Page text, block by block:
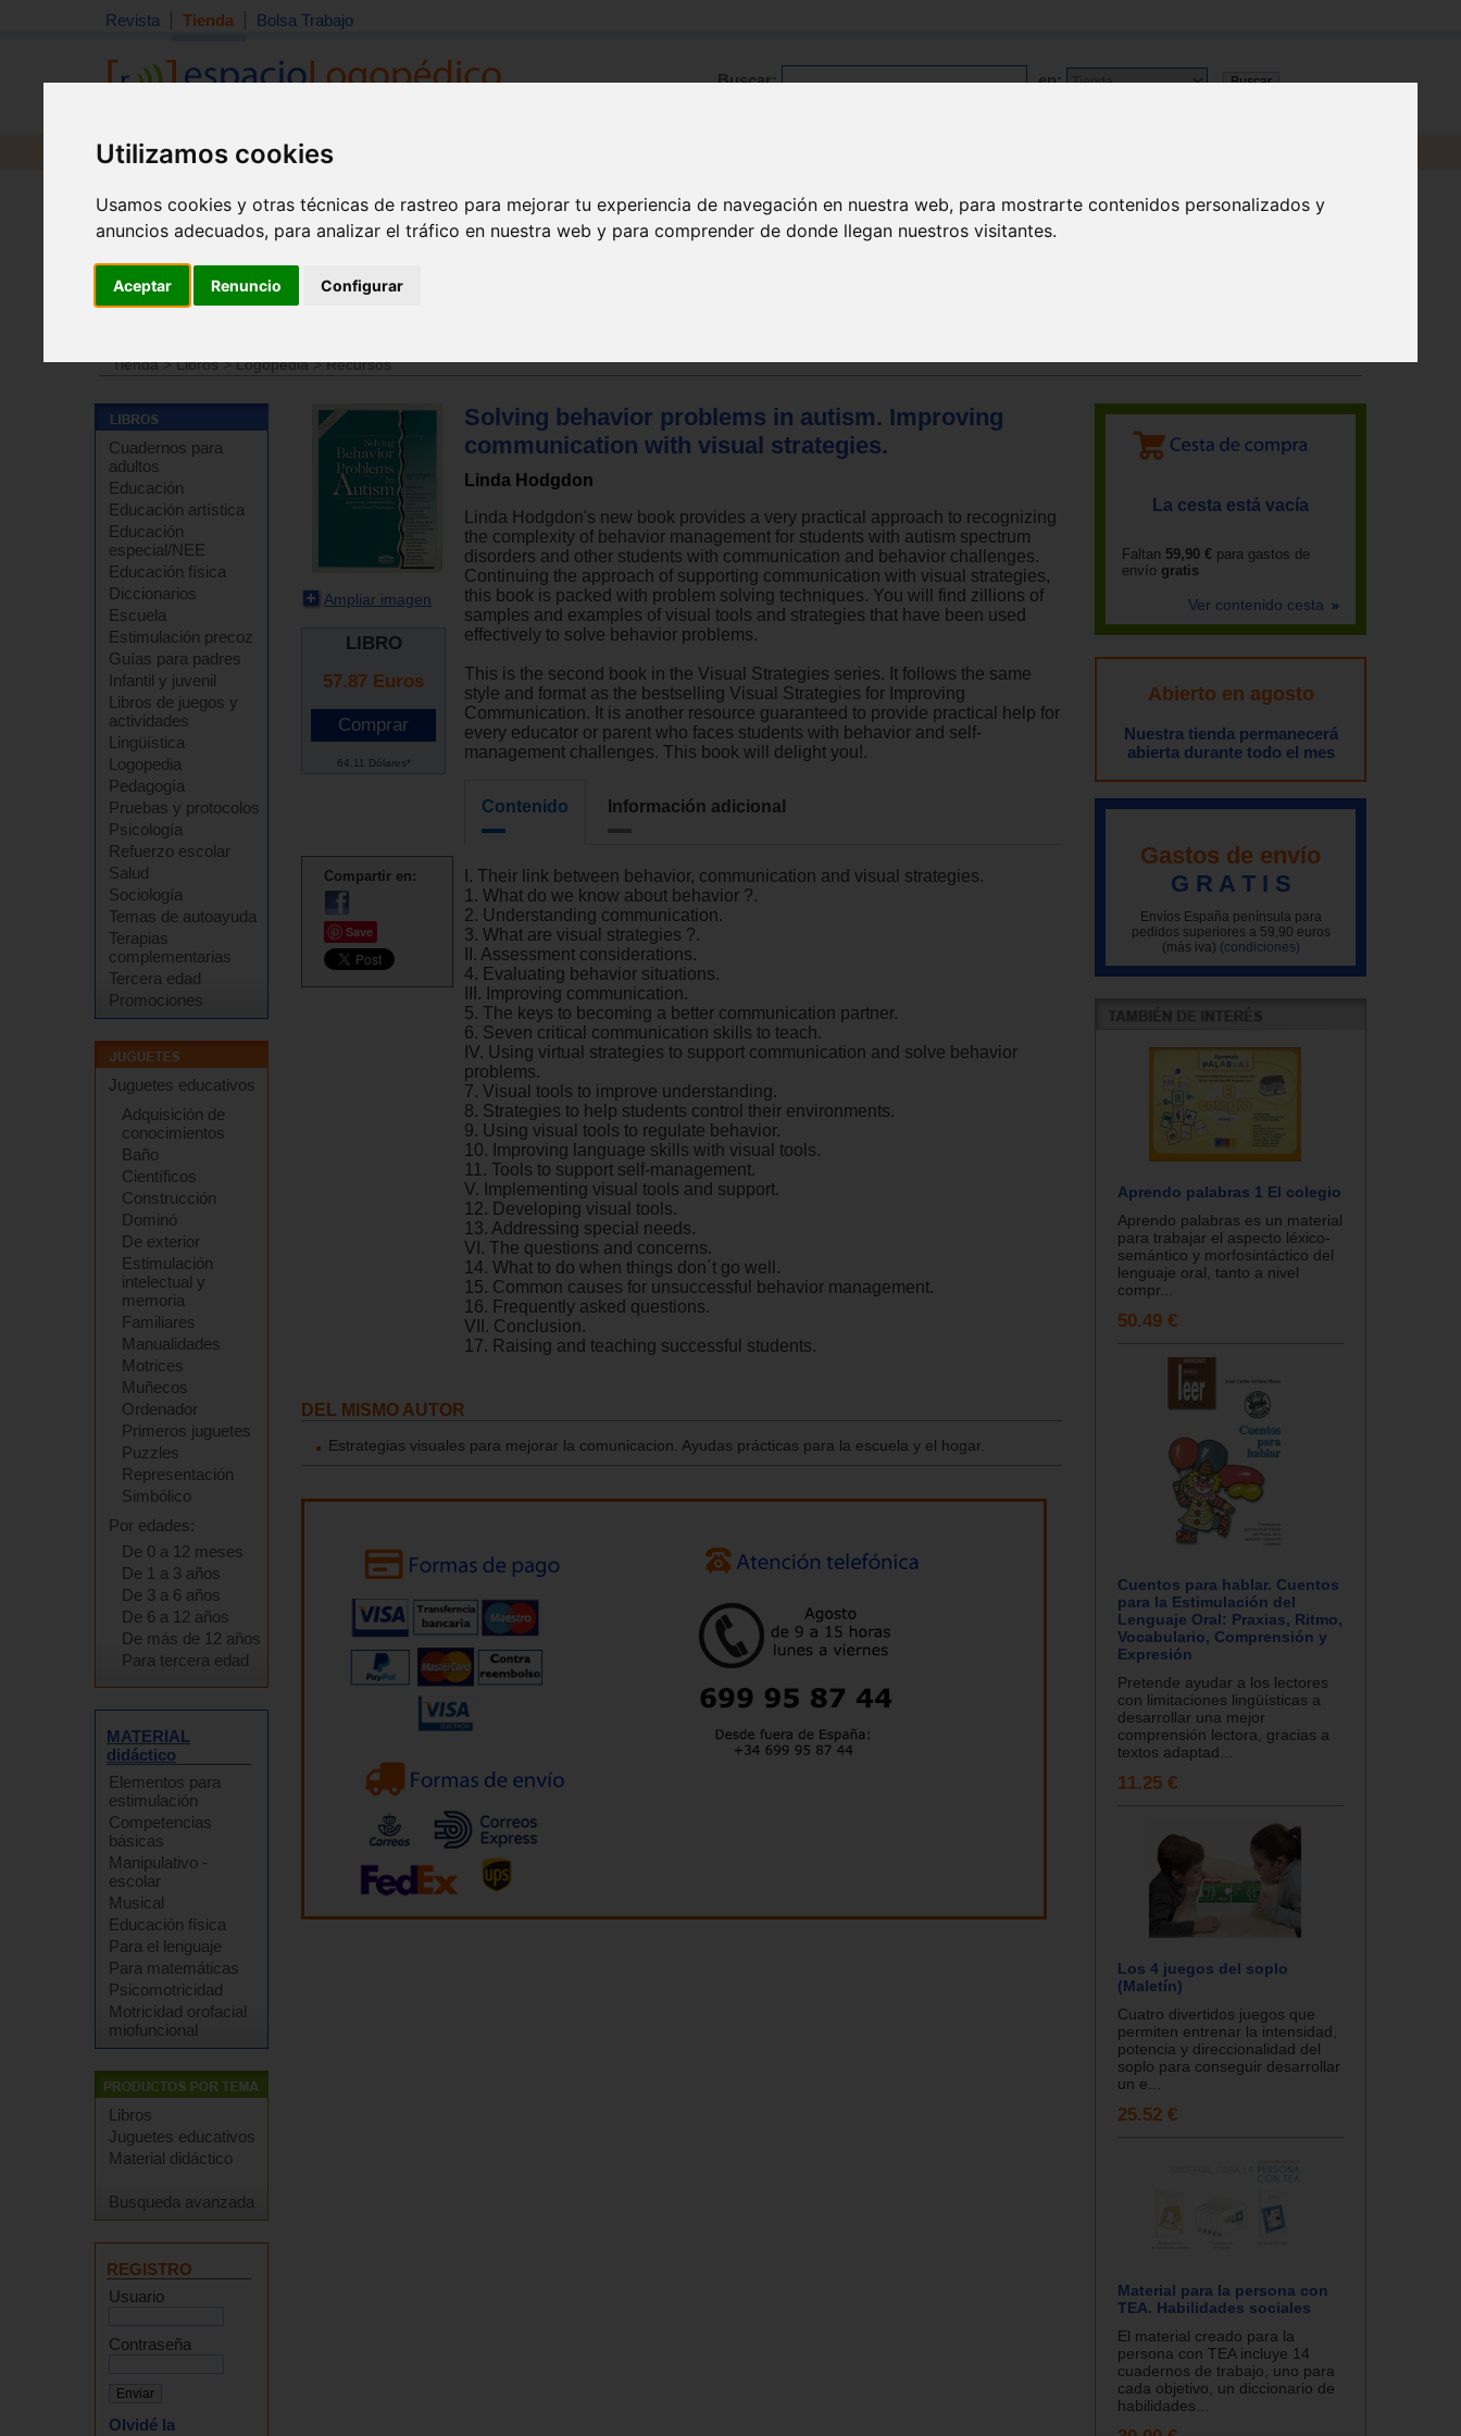
Utilizamos cookies
Usamos cookies y otras técnicas de rastreo para mejorar tu experiencia de navegación en nuestra web, para mostrarte contenidos personalizados y
anuncios adecuados, para analizar el tráfico en nuestra web y para comprender de donde llegan nuestros visitantes.
Aceptar Renuncio Configurar
Revista Tienda Bolsa Trabajo
Buscar: en:
Revista Libros Material
Tienda>Libros>Logopedia>Recursos
Cuadernos para
adultos
Educación
Educación artística
Educación
especial/NEE
Educación física
Diccionarios
Escuela
Estimulación precoz
Guías para padres
Infantil y juvenil
Libros de juegos y
actividades
Lingüística
Logopedia
Pedagogía
Pruebas y protocolos
Psicología
Refuerzo escolar
Salud
Sociología
Temas de autoayuda
Terapias
complementarias
Tercera edad
Promociones
Juguetes educativos
Adquisición de
conocimientos
Baño
Científicos
Construcción
Dominó
De exterior
Estimulación
intelectual y
memoria
Familiares
Manualidades
Motrices
Muñecos
Ordenador
Primeros juguetes
Puzzles
Representación
Simbólico
Por edades:
De 0 a 12 meses
De 1 a 3 años
De 3 a 6 años
De 6 a 12 años
De más de 12 años
Para tercera edad
MATERIAL
didáctico
Elementos para
estimulación
Competencias
básicas
Manipulativo -
escolar
Musical
Educación física
Para el lenguaje
Para matemáticas
Psicomotricidad
Motricidad orofacial
miofuncional
Libros
Juguetes educativos
Material didáctico
Busqueda avanzada
REGISTRO
Usuario
Contraseña
Olvidé la
Ampliar imagen
LIBRO
57.87 Euros
64.11 Dólares*
Compartir en:
Save
Solving behavior problems in autism. Improving
communication with visual strategies.
Linda Hodgdon
Linda Hodgdon's new book provides a very practical approach to recognizing
the complexity of behavior management for students with autism spectrum
disorders and other students with communication and behavior challenges.
Continuing the approach of supporting communication with visual strategies,
this book is packed with problem solving techniques. You will find zillions of
samples and examples of visual tools and strategies that have been used
effectively to solve behavior problems.
This is the second book in the Visual Strategies series. It follows the same
style and format as the bestselling Visual Strategies for Improving
Communication. It is another resource guaranteed to provide practical help for
every educator or parent who faces students with behavior and self-
management challenges. This book will delight you!.
Contenido Información adicional
I. Their link between behavior, communication and visual strategies.
1. What do we know about behavior ?.
2. Understanding communication.
3. What are visual strategies ?.
II. Assessment considerations.
4. Evaluating behavior situations.
III. Improving communication.
5. The keys to becoming a better communication partner.
6. Seven critical communication skills to teach.
IV. Using virtual strategies to support communication and solve behavior
problems.
7. Visual tools to improve understanding.
8. Strategies to help students control their environments.
9. Using visual tools to regulate behavior.
10. Improving language skills with visual tools.
11. Tools to support self-management.
V. Implementing visual tools and support.
12. Developing visual tools.
13. Addressing special needs.
VI. The questions and concerns.
14. What to do when things don´t go well.
15. Common causes for unsuccessful behavior management.
16. Frequently asked questions.
VII. Conclusion.
17. Raising and teaching successful students.
DEL MISMO AUTOR
Estrategias visuales para mejorar la comunicacion. Ayudas prácticas para la escuela y el hogar.
La cesta está vacía
Faltan 59,90 € para gastos de
envío gratis
Ver contenido cesta
Abierto en agosto
Nuestra tienda permanecerá
abierta durante todo el mes
Gastos de envío
G R A T I S
Envíos España península para
pedidos superiores a 59,90 euros
(más iva) (condiciones)
Aprendo palabras 1 El colegio
Aprendo palabras es un material
para trabajar el aspecto léxico-
semántico y morfosintáctico del
lenguaje oral, tanto a nivel
compr...
50.49 €
Cuentos para hablar. Cuentos
para la Estimulación del
Lenguaje Oral: Praxias, Ritmo,
Vocabulario, Comprensión y
Expresión
Pretende ayudar a los lectores
con limitaciones lingüísticas a
desarrollar una mejor
comprensión lectora, gracias a
textos adaptad...
11.25 €
Los 4 juegos del soplo
(Maletín)
Cuatro divertidos juegos que
permiten entrenar la intensidad,
potencia y direccionalidad del
soplo para conseguir desarrollar
un e...
25.52 €
Material para la persona con
TEA. Habilidades sociales
El material creado para la
persona con TEA incluye 14
cuadernos de trabajo, uno para
cada objetivo, un diccionario de
habilidades...